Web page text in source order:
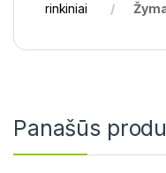
rinkiniai
Panašūs